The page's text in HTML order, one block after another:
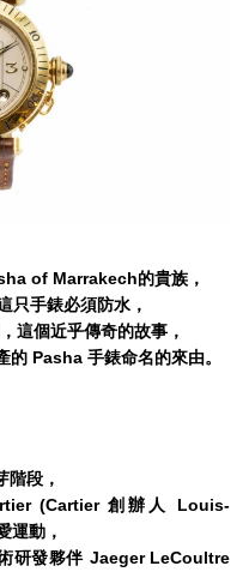
of Marrakech的貴族，
只手錶必須防水，
這個近乎傳奇的故事，
Pasha 手錶命名的來由。
階段，
(Cartier 創辦人 Louis-
運動，
研發夥伴 Jaeger LeCoultre